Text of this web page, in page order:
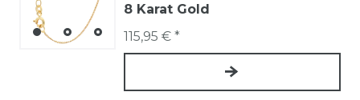
8 Karat Gold
115,95 € *